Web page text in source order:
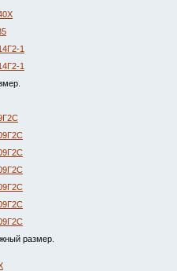
1
1
размер.